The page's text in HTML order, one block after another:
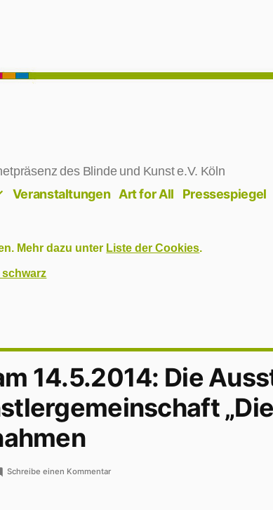
des Blinde und Kunst e.V. Köln
Veranstaltungen Art for All Pressespiegel
Mehr dazu unter Liste der Cookies.
14.5.2014: Die
Schreibe einen Kommentarzu